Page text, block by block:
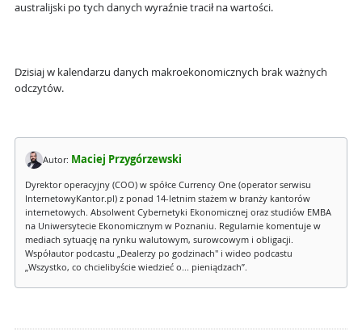
australijski po tych danych wyraźnie tracił na wartości.
Dzisiaj w kalendarzu danych makroekonomicznych brak ważnych
odczytów.
Autor: Maciej Przygórzewski
Dyrektor operacyjny (COO) w spółce Currency One (operator serwisu
InternetowyKantor.pl) z ponad 14-letnim stażem w branży kantorów
internetowych. Absolwent Cybernetyki Ekonomicznej oraz studiów EMBA
na Uniwersytecie Ekonomicznym w Poznaniu. Regularnie komentuje w
mediach sytuację na rynku walutowym, surowcowym i obligacji.
Współautor podcastu „Dealerzy po godzinach" i wideo podcastu
„Wszystko, co chcielibyście wiedzieć o... pieniądzach”.